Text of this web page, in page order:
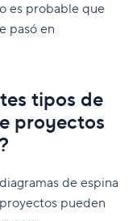
es probable que
pasó en
tipos de
proyectos
de espina
pueden